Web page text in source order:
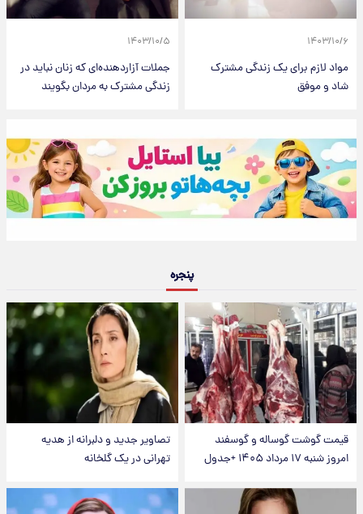
۱۴۰۳/۱۰/۶
مواد لازم برای یک زندگی مشترک
شاد و موفق
۱۴۰۳/۱۰/۵
جملات آزاردهنده‌ای که زنان نباید در
زندگی مشترک به مردان بگویند
پنجره
قیمت گوشت گوساله و گوسفند
امروز شنبه ۱۷ مرداد ۱۴۰۵ +جدول
تصاویر جدید و دلبرانه از هدیه
تهرانی در یک گلخانه